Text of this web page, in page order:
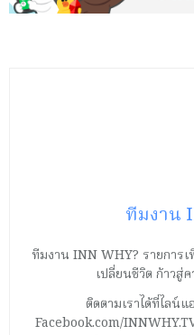
ทีมงาน
ทีมงาน INN WHY? รายการ
เปลี่ยนชีวิต ก้าวสู่
ติดตามเราได้ที่ไลน์
Facebook.com/